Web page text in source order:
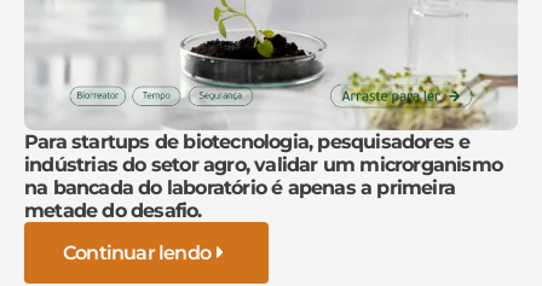
Para startups de biotecnologia, pesquisadores e
indústrias do setor agro, validar um microrganismo
na bancada do laboratório é apenas a primeira
metade do desafio.
Continuar lendo